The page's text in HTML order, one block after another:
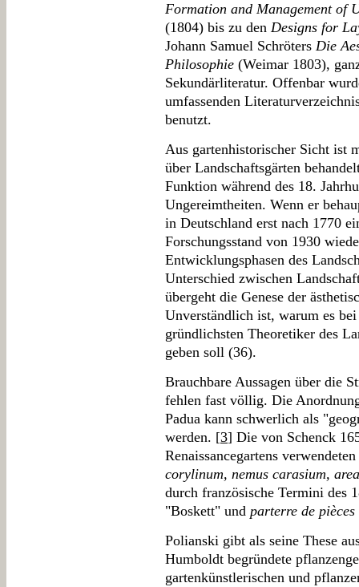
Formation and Management of
(1804) bis zu den Designs for
Johann Samuel Schröters Die
Philosophie (Weimar 1803),
Sekundärliteratur. Offenbar
umfassenden
benutzt.
Aus gartenhistorischer Sicht ist
über Landschaftsgärten
Funktion während des 18.
Ungereimtheiten. Wenn er
in Deutschland erst nach 1770
Forschungsstand von 1930
Entwicklungsphasen des
Unterschied zwischen
übergeht die Genese der
Unverständlich ist, warum es
gründlichsten Theoretiker des
geben soll (36).
Brauchbare Aussagen über die
fehlen fast völlig. Die
Padua kann schwerlich als
werden. [3] Die von Schenck
Renaissancegartens
corylinum, nemus carasium,
durch französische Termini des
"Boskett" und parterre de pièces
Polianski gibt als seine These
Humboldt begründete
gartenkünstlerischen und